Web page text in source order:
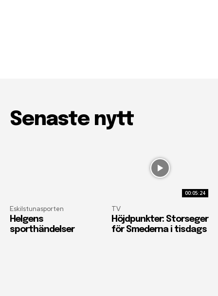
Senaste nytt
Eskilstunasporten
Helgens
sporthändelser
00:05:24
TV
Höjdpunkter: Storseger
för Smederna i tisdags